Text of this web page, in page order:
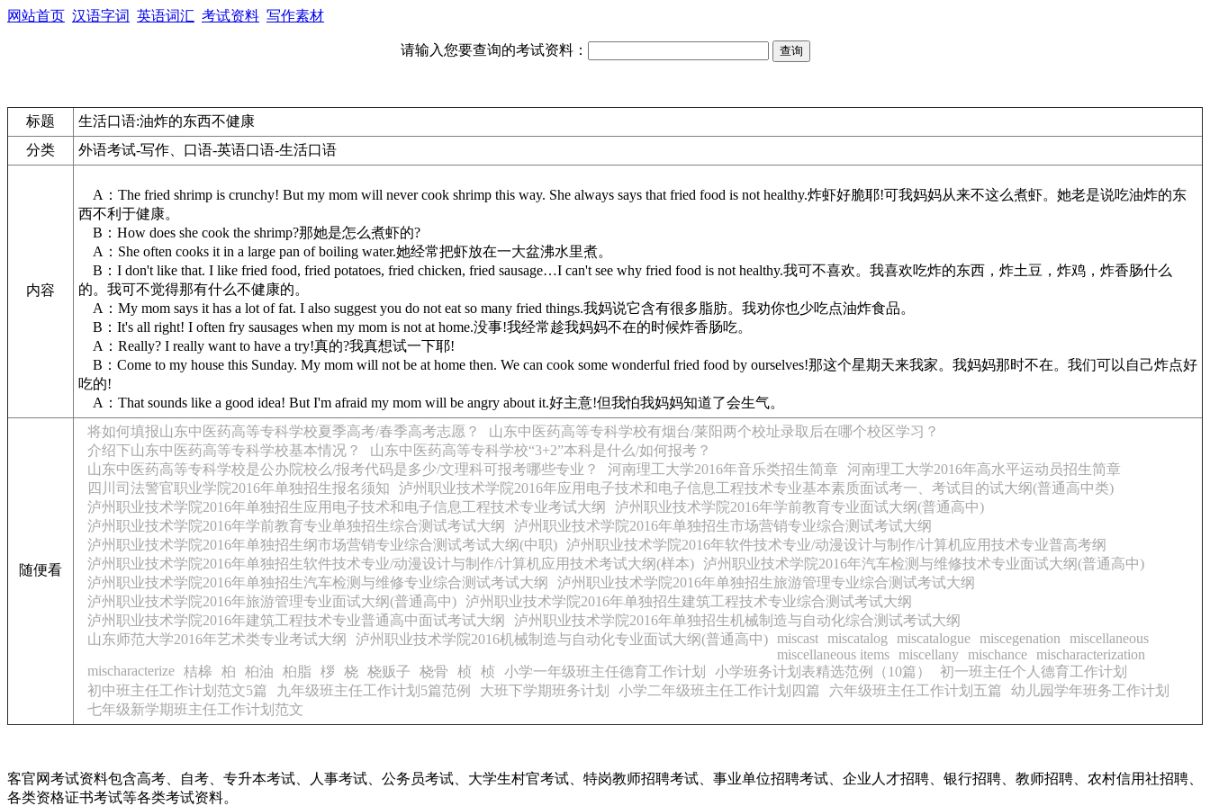
网站首页 汉语字词 英语词汇 考试资料 写作素材
请输入您要查询的考试资料：
标题
生活口语:油炸的东西不健康
分类
外语考试-写作、口语-英语口语-生活口语
内容
A：The fried shrimp is crunchy! But my mom will never cook shrimp this way. She always says that fried food is not healthy.炸虾好脆耶!可我妈妈从来不这么煮虾。她老是说吃油炸的东
西不利于健康。
B：How does she cook the shrimp?那她是怎么煮虾的?
A：She often cooks it in a large pan of boiling water.她经常把虾放在一大盆沸水里煮。
B：I don't like that. I like fried food, fried potatoes, fried chicken, fried sausage…I can't see why fried food is not healthy.我可不喜欢。我喜欢吃炸的东西，炸土豆，炸鸡，炸香肠什么
的。我可不觉得那有什么不健康的。
A：My mom says it has a lot of fat. I also suggest you do not eat so many fried things.我妈说它含有很多脂肪。我劝你也少吃点油炸食品。
B：It's all right! I often fry sausages when my mom is not at home.没事!我经常趁我妈妈不在的时候炸香肠吃。
A：Really? I really want to have a try!真的?我真想试一下耶!
B：Come to my house this Sunday. My mom will not be at home then. We can cook some wonderful fried food by ourselves!那这个星期天来我家。我妈妈那时不在。我们可以自己炸点好
吃的!
A：That sounds like a good idea! But I'm afraid my mom will be angry about it.好主意!但我怕我妈妈知道了会生气。
随便看
将如何填报山东中医药高等专科学校夏季高考/春季高考志愿？
山东中医药高等专科学校有烟台/莱阳两个校址录取后在哪个校区学习？
介绍下山东中医药高等专科学校基本情况？
山东中医药高等专科学校“3+2”本科是什么/如何报考？
山东中医药高等专科学校是公办院校么/报考代码是多少/文理科可报考哪些专业？
河南理工大学2016年音乐类招生简章
河南理工大学2016年高水平运动员招生简章
四川司法警官职业学院2016年单独招生报名须知
泸州职业技术学院2016年应用电子技术和电子信息工程技术专业基本素质面试考一、考试目的试大纲(普通高中类)
泸州职业技术学院2016年单独招生应用电子技术和电子信息工程技术专业考试大纲
泸州职业技术学院2016年学前教育专业面试大纲(普通高中)
泸州职业技术学院2016年学前教育专业单独招生综合测试考试大纲
泸州职业技术学院2016年单独招生市场营销专业综合测试考试大纲
泸州职业技术学院2016年单独招生纲市场营销专业综合测试考试大纲(中职) 泸州职业技术学院2016年软件技术专业/动漫设计与制作/计算机应用技术专业普高考纲
泸州职业技术学院2016年单独招生软件技术专业/动漫设计与制作/计算机应用技术考试大纲(样本) 泸州职业技术学院2016年汽车检测与维修技术专业面试大纲(普通高中)
泸州职业技术学院2016年单独招生汽车检测与维修专业综合测试考试大纲
泸州职业技术学院2016年单独招生旅游管理专业综合测试考试大纲
泸州职业技术学院2016年旅游管理专业面试大纲(普通高中) 泸州职业技术学院2016年单独招生建筑工程技术专业综合测试考试大纲
泸州职业技术学院2016年建筑工程技术专业普通高中面试考试大纲
泸州职业技术学院2016年单独招生机械制造与自动化综合测试考试大纲
山东师范大学2016年艺术类专业考试大纲
泸州职业技术学院2016机械制造与自动化专业面试大纲(普通高中) miscast miscatalog miscatalogue miscegenation
miscellaneous
miscellaneous items miscellany mischance mischaracterization
mischaracterize 桔槔 桕 桕油 桕脂 桚 桡 桡贩子 桡骨 桢 桢 小学一年级班主任德育工作计划 小学班务计划表精选范例（10篇）
初一班主任个人德育工作计划
初中班主任工作计划范文5篇
九年级班主任工作计划5篇范例 大班下学期班务计划 小学二年级班主任工作计划四篇 六年级班主任工作计划五篇
幼儿园学年班务工作计划
七年级新学期班主任工作计划范文
客官网考试资料包含高考、自考、专升本考试、人事考试、公务员考试、大学生村官考试、特岗教师招聘考试、事业单位招聘考试、企业人才招聘、银行招聘、教师招聘、农村信用社招聘、
各类资格证书考试等各类考试资料。